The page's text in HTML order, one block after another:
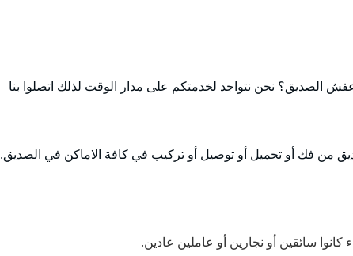
نحن نتواجد لخدمتكم على مدار الوقت لذلك اتصلوا بنا
من فك أو تحميل أو توصيل أو تركيب في كافة الاماكن في الصديق.
سائقين أو نجارين أو عاملين عادين.